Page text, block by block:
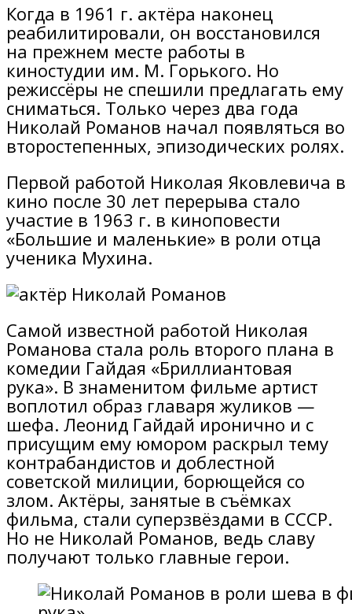
Когда в 1961 г. актёра наконец
реабилитировали, он восстановился
на прежнем месте работы в
киностудии им. М. Горького. Но
режиссёры не спешили предлагать ему
сниматься. Только через два года
Николай Романов начал появляться во
второстепенных, эпизодических ролях.
Первой работой Николая Яковлевича в
кино после 30 лет перерыва стало
участие в 1963 г. в киноповести
«Большие и маленькие» в роли отца
ученика Мухина.
Самой известной работой Николая
Романова стала роль второго плана в
комедии Гайдая «Бриллиантовая
рука». В знаменитом фильме артист
воплотил образ главаря жуликов —
шефа. Леонид Гайдай иронично и с
присущим ему юмором раскрыл тему
контрабандистов и доблестной
советской милиции, борющейся со
злом. Актёры, занятые в съёмках
фильма, стали суперзвёздами в СССР.
Но не Николай Романов, ведь славу
получают только главные герои.